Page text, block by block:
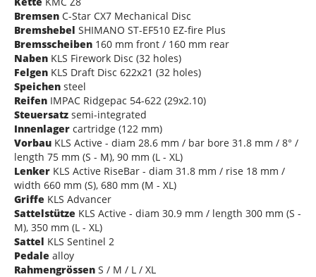
Bremsen C-Star CX7 Mechanical Disc
Bremshebel SHIMANO ST-EF510 EZ-fire Plus
Bremsscheiben 160 mm front / 160 mm rear
Naben KLS Firework Disc (32 holes)
Felgen KLS Draft Disc 622x21 (32 holes)
Speichen steel
Reifen IMPAC Ridgepac 54-622 (29x2.10)
Steuersatz semi-integrated
Innenlager cartridge (122 mm)
Vorbau KLS Active - diam 28.6 mm / bar bore 31.8 mm / 8° /
length 75 mm (S - M), 90 mm (L - XL)
Lenker KLS Active RiseBar - diam 31.8 mm / rise 18 mm /
width 660 mm (S), 680 mm (M - XL)
Griffe KLS Advancer
Sattelstütze KLS Active - diam 30.9 mm / length 300 mm (S -
M), 350 mm (L - XL)
Sattel KLS Sentinel 2
Pedale alloy
Rahmengrössen S / M / L / XL